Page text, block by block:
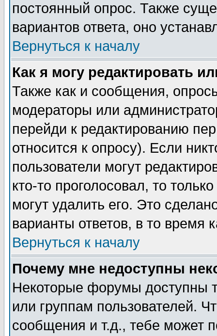
постоянный опрос. Также
вариантов ответа, оно
Вернуться к началу
Как я могу редактировать
Также как и сообщения,
модераторы или
перейди к редактированию
относится к опросу). Если
пользователи могут
кто-то проголосовал, то
могут удалить его. Это
варианты ответов, в то время
Вернуться к началу
Почему мне недоступны
Некоторые форумы доступны
или группам пользователей.
сообщения и т.д., тебе может